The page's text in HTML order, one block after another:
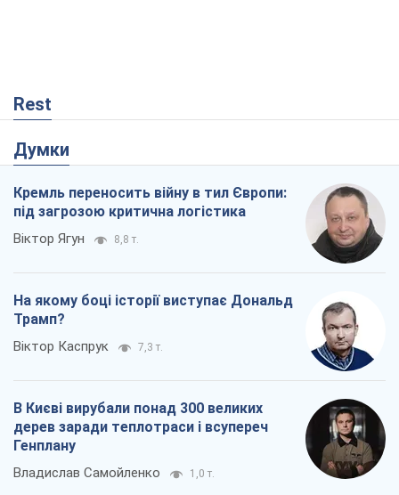
Rest
Думки
Кремль переносить війну в тил Європи:
під загрозою критична логістика
Віктор Ягун 8,8 т.
На якому боці історії виступає Дональд
Трамп?
Віктор Каспрук 7,3 т.
В Києві вирубали понад 300 великих
дерев заради теплотраси і всупереч
Генплану
Владислав Самойленко 1,0 т.